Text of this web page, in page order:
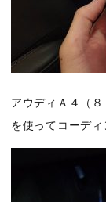
アウディＡ４
を使ってコーディ